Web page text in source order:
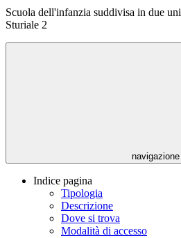
Scuola dell'infanzia suddivisa in due
Sturiale 2
navigazione
Indice pagina
Tipologia
Descrizione
Dove si trova
Modalità di accesso